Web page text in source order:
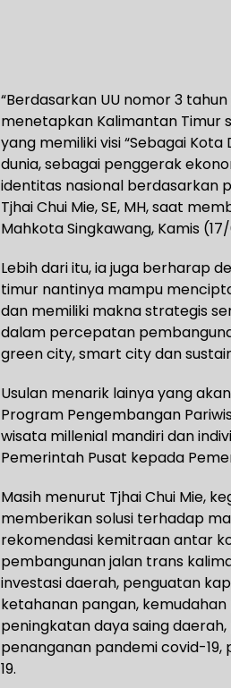
“Berdasarkan UU nomor 3
menetapkan Kalimantan Timur
yang memiliki visi “Sebagai
dunia, sebagai penggerak
identitas nasional berdasarkan
Tjhai Chui Mie, SE, MH, saat
Mahkota Singkawang, Kamis
Lebih dari itu, ia juga berharap
timur nantinya mampu
dan memiliki makna strategis
dalam percepatan
green city, smart city dan
Usulan menarik lainya yang
Program Pengembangan
wisata millenial mandiri dan
Pemerintah Pusat kepada
Masih menurut Tjhai Chui Mie,
memberikan solusi terhadap
rekomendasi kemitraan antar
pembangunan jalan trans
investasi daerah, penguatan
ketahanan pangan,
peningkatan daya saing
penanganan pandemi covid-
19.